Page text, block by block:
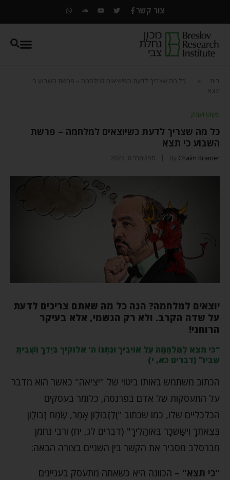
צור קשר
»
כל מה שצריך לדעת כשיוצאים למלחמה – פרשת השבוע כי
תצא
פשוט ועמוק
כל מה שצריך לדעת כשיוצאים למלחמה – פרשת
השבוע כי תצא
ByChaim Kramer ספטמבר 8, 2024
יוצאים למלחמה? הנה כל מה שאתם צריכים לדעת
על שדה הקרב. ולא רק הגשמי, אלא בעיקר
הרוחני!
"כִּי תֵצֵא לַמִּלְחָמָה עַל אֹויְבֶיךָ וּנְתָנוֹ ה' אלוקיך בְּיָדֶךָ וְשָׁבִיתָ
שִׁבְיוֹ" (דברים כא, י)
הכתוב משתמש באותו ביטוי של "יציאה" כאשר הוא מדבר
על התעסקות של אדם בפרנסה, כלומר בעסקים
הכלכליים שלו, כמו שכתוב "וְלִזְבוּלֻון אָמַר, שְׂמַח זְבוּלֻון
בְּצֵאתֶךָ וְיִשָּׂשכָר בְּאֹוהָלֶיךָ" (דברים לג, יח) ורבי נחמן
מברסלב מסביר את הקשר בין השניים בצורה הבאה:
"כי תצא" –הכוונה היא כשאתה מתעסק בעניינים